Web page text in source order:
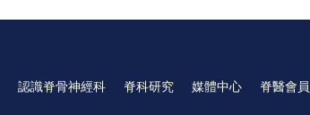
認識脊骨神經科 脊科研究 媒體中心 脊醫會員